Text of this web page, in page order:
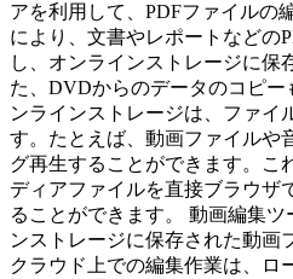
アを利用して、PDFファイルの
により、文書やレポートなどの
し、オンラインストレージに保
た、DVDからのデータのコピー
ンラインストレージは、ファイ
す。たとえば、動画ファイルや
グ再生することができます。こ
ディアファイルを直接ブラウザ
ることができます。 動画編集
ンストレージに保存された動画
クラウド上での編集作業は、ロ